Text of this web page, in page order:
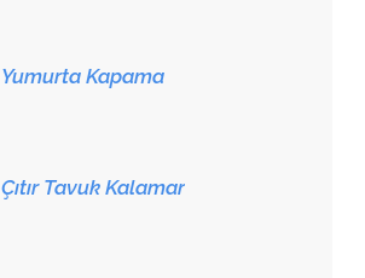
Yumurta Kapama
Çıtır Tavuk Kalamar